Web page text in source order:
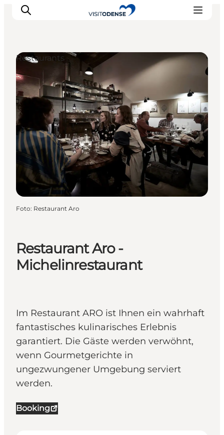
Odense erleben
Veranstaltungen
Reiseplanung
Inspiration
Restaurant Aro -
Michelinrestaurant
Im Restaurant ARO ist Ihnen ein wahrhaft
fantastisches kulinarisches Erlebnis
garantiert. Die Gäste werden verwöhnt,
wenn Gourmetgerichte in
ungezwungener Umgebung serviert
werden.
Booking
Restaurants
Foto: Restaurant Aro